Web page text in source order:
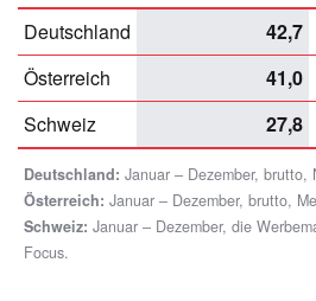
Deutschland: Januar – Dezember, brutto,
Österreich: Januar – Dezember, brutto,
Schweiz: Januar – Dezember, die
Focus.
Deutschland 42,7
Österreich
41,0
Schweiz
27,8